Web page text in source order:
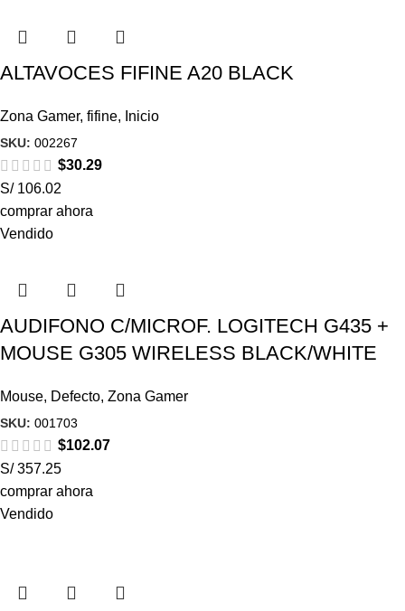
ALTAVOCES FIFINE A20 BLACK
Zona Gamer, fifine, Inicio
SKU: 002267
$30.29
S/ 106.02
comprar ahora
Vendido
AUDIFONO C/MICROF. LOGITECH G435 +
MOUSE G305 WIRELESS BLACK/WHITE
Mouse, Defecto, Zona Gamer
SKU: 001703
$102.07
S/ 357.25
comprar ahora
Vendido